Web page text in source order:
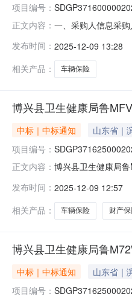
项目编号：
正文内容： 一、采购人信息采
辆保险框架协议合
发布时间： 2025-12-09 13:28
相关产品：
车辆保险
博兴县卫生健康局鲁
中标｜中标通知 山东省｜
项目编号：
正文内容： 博兴县卫生健康局
份有限公司滨州市
发布时间： 2025-12-09 12:57
相关产品：
车辆保险 财产
博兴县卫生健康局鲁
中标｜中标通知 山东省｜
项目编号：